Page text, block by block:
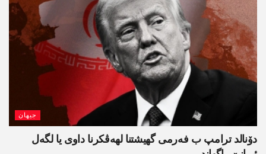
جیھان
دۆنالد ترامپ ب فەرمی گھیشتنا لھەڤکرنا داوی یا لگەل